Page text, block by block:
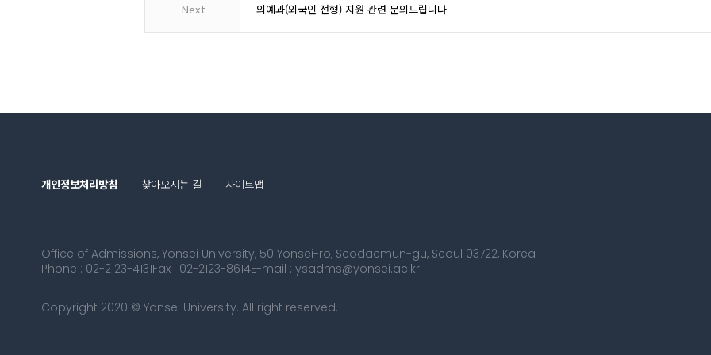
Next 의예과(외국인 전형) 지원 관련 문의드립니다
개인정보처리방침 찾아오시는 길 사이트맵
Office of Admissions, Yonsei University, 50 Yonsei-ro, Seodaemun-gu, Seoul 03722, Korea
Phone : 02-2123-4131Fax : 02-2123-8614E-mail : ysadms@yonsei.ac.kr
Copyright 2020 © Yonsei University. All right reserved.